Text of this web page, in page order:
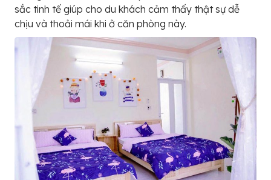
sắc tinh tế giúp cho du khách cảm thấy thật sự dễ
chịu và thoải mái khi ở căn phòng này.